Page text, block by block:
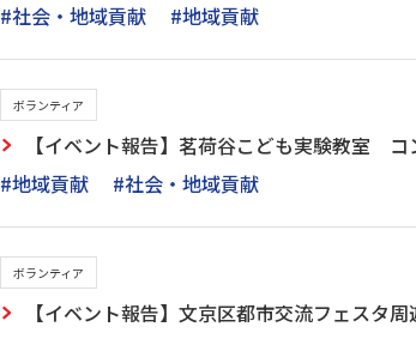
#社会・地域貢献
#地域貢献
ボランティア
【イベント報告】茗荷谷こども実験教室
#地域貢献
#社会・地域貢献
ボランティア
【イベント報告】文京区都市交流フェスタ